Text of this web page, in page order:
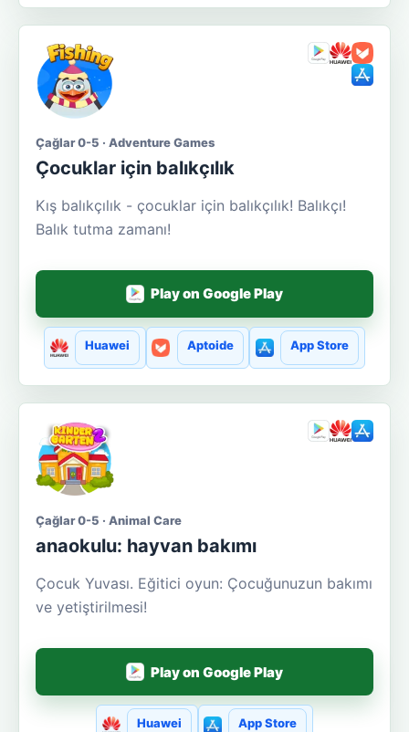
Çağlar 0-5 · Adventure Games
Çocuklar için balıkçılık
Kış balıkçılık - çocuklar için balıkçılık! Balıkçı!
Balık tutma zamanı!
Play on Google Play
Huawei Aptoide App Store
Çağlar 0-5 · Animal Care
anaokulu: hayvan bakımı
Çocuk Yuvası. Eğitici oyun: Çocuğunuzun bakımı
ve yetiştirilmesi!
Play on Google Play
Huawei App Store